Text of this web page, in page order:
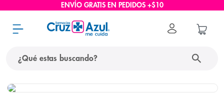
ENVÍO GRATIS EN PEDIDOS +$10
términos más buscados